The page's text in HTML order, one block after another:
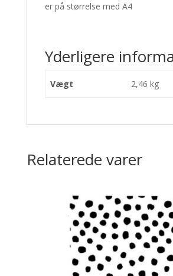
er på størrelse med A4
Yderligere
Vægt 2,46 kg
Relaterede varer